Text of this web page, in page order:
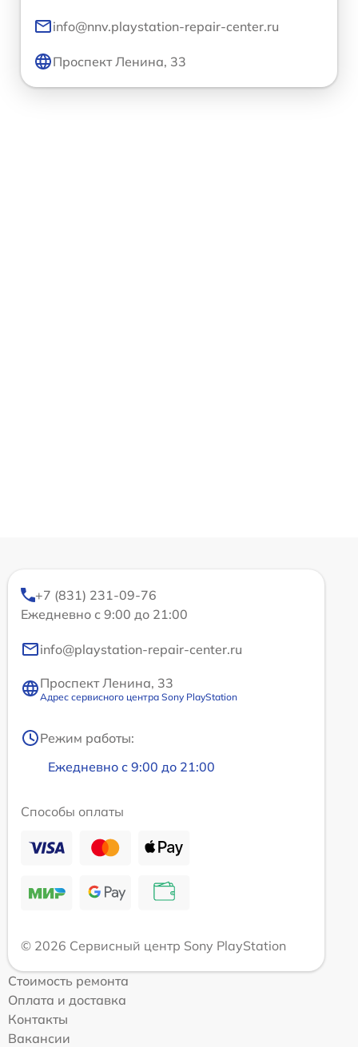
info@nnv.playstation-repair-center.ru
Проспект Ленина, 33
+7 (831) 231-09-76
Ежедневно с 9:00 до 21:00
info@playstation-repair-center.ru
Проспект Ленина, 33
Адрес сервисного центра Sony PlayStation
Режим работы:
Ежедневно с 9:00 до 21:00
Способы оплаты
© 2026 Сервисный центр Sony PlayStation
Стоимость ремонта
Оплата и доставка
Контакты
Вакансии